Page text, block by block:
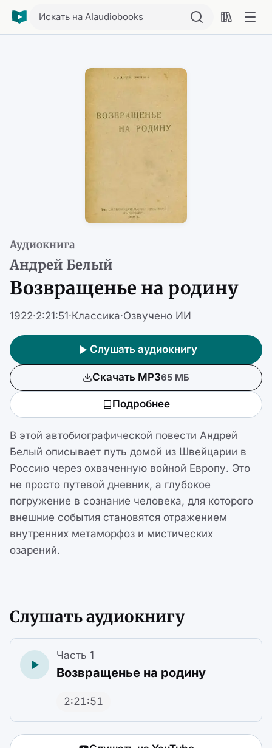
Искать на AIaudiobooks
Аудиокнига
Андрей Белый
Возвращенье на родину
1922·2:21:51·Классика·Озвучено ИИ
Слушать аудиокнигу
Скачать MP365 МБ
Подробнее
В этой автобиографической повести Андрей
Белый описывает путь домой из Швейцарии в
Россию через охваченную войной Европу. Это
не просто путевой дневник, а глубокое
погружение в сознание человека, для которого
внешние события становятся отражением
внутренних метаморфоз и мистических
озарений.
Слушать аудиокнигу
Часть 1
Возвращенье на родину
2:21:51